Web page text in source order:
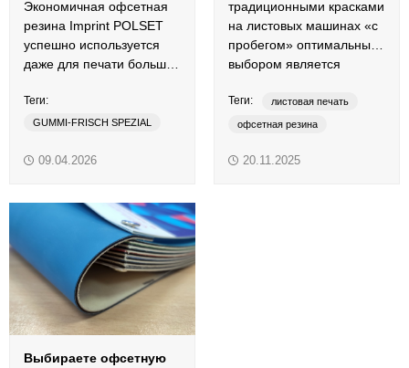
Экономичная офсетная
резина Imprint POLSET
успешно используется
даже для печати больших
пробегом».
Теги:
GUMMI-FRISCH SPEZIAL
листовая печать
очиститель регенератор
традиционные краски
09.04.2026
традиционными красками
на листовых машинах «с
пробегом» оптимальным
выбором является
POLSET.
Теги: листовая печать
офсетная резина
20.11.2025
Выбираете офсетную